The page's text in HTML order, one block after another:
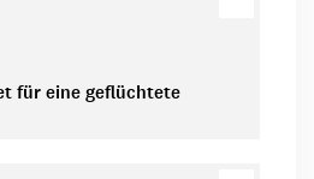
für eine geflüchtete